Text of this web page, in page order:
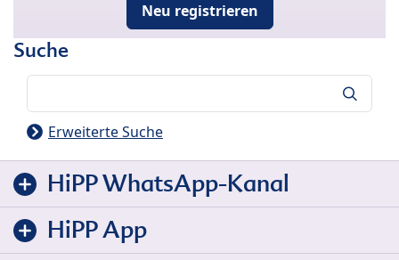
Neu registrieren
Suche
Erweiterte Suche
HiPP WhatsApp-Kanal
HiPP App